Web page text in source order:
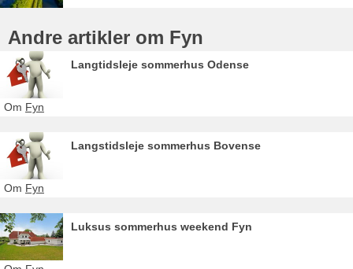
Andre artikler om Fyn
Langtidsleje sommerhus Odense
Om Fyn
Langstidsleje sommerhus Bovense
Om Fyn
Luksus sommerhus weekend Fyn